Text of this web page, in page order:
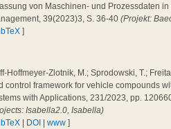
von Maschinen- und Prozessdaten
39(2023)3, S. 36-40(Projekt:
]
Hoffmeyer-Zlotnik, M.; Sprodowski, T.;
control framework for vehicle compounds
with Applications, 231/2023, pp.
Isabella2.0, Isabella)
DOI |www ]